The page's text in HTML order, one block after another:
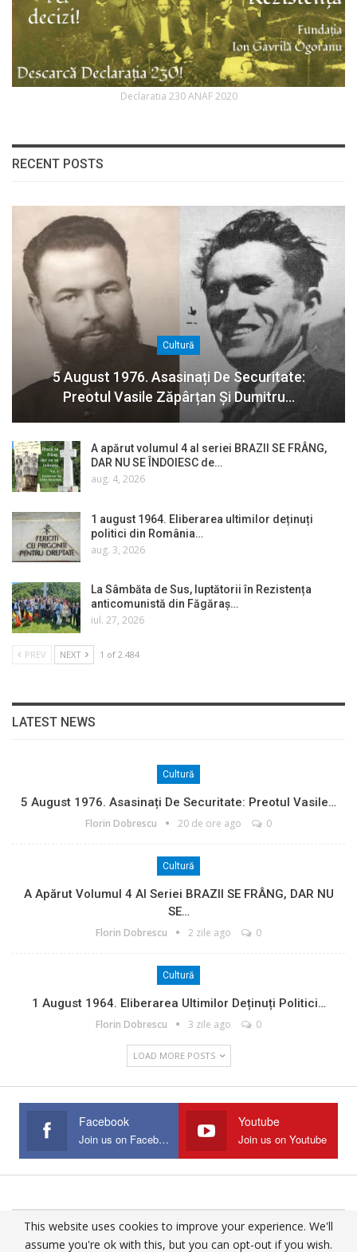
Declaratia 230 ANAF 2020
RECENT POSTS
Cultură
5 August 1976. Asasinați De Securitate:
Preotul Vasile Zăpârțan Și Dumitru…
A apărut volumul 4 al seriei BRAZII SE FRÂNG,
DAR NU SE ÎNDOIESC de…
aug. 4, 2026
1 august 1964. Eliberarea ultimilor deținuți
politici din România…
aug. 3, 2026
La Sâmbăta de Sus, luptătorii în Rezistența
anticomunistă din Făgăraș…
iul. 27, 2026
PREV NEXT 1 of 2.484
LATEST NEWS
Cultură
5 August 1976. Asasinați De Securitate: Preotul Vasile…
Florin Dobrescu 20 de ore ago 0
Cultură
A Apărut Volumul 4 Al Seriei BRAZII SE FRÂNG, DAR NU
SE…
Florin Dobrescu 2 zile ago 0
Cultură
1 August 1964. Eliberarea Ultimilor Deținuți Politici…
Florin Dobrescu 3 zile ago 0
LOAD MORE POSTS
Facebook
Join us on Facebook
Youtube
Join us on Youtube
© 2025 - All Rights Reserved.
This website uses cookies to improve your experience. We'll
assume you're ok with this, but you can opt-out if you wish.